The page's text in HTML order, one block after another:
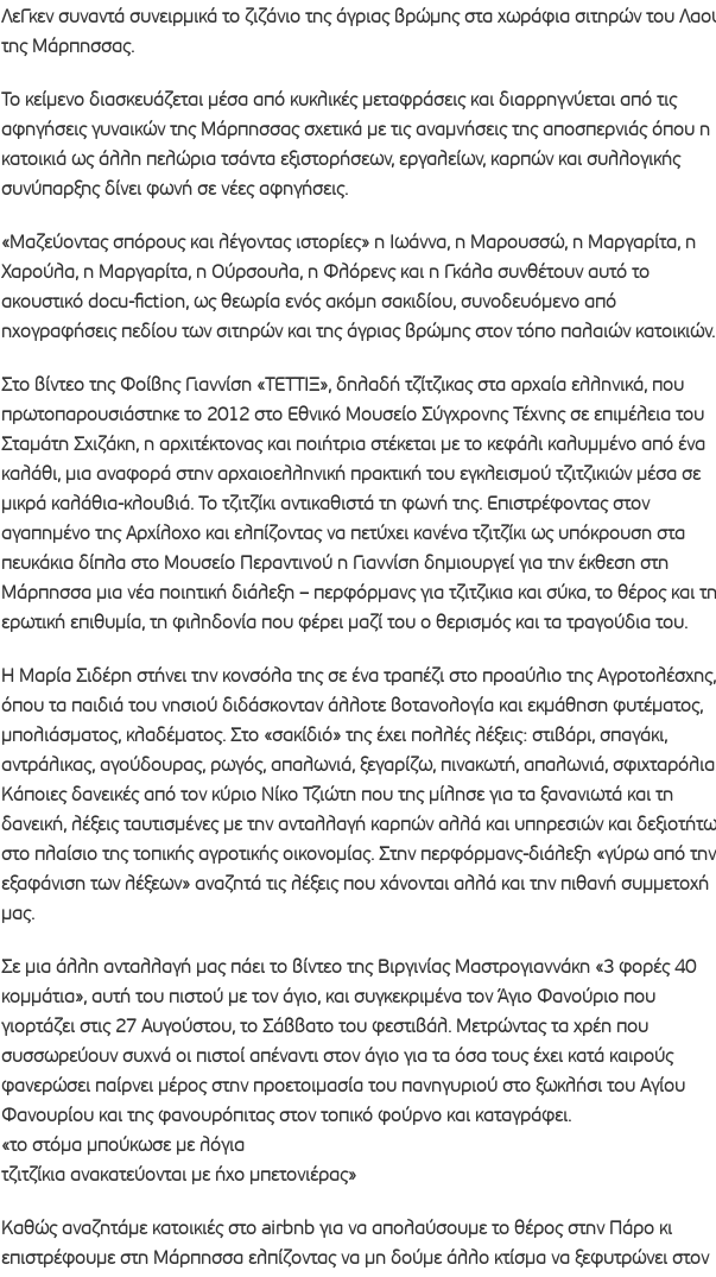
ΛεΓκεν συναντά συνειρμικά το ζιζάνιο της άγριας βρώμης στα χωράφια σιτηρών του
της Μάρπησσας.
Το κείμενο διασκευάζεται μέσα από κυκλικές μεταφράσεις και διαρρηγνύεται από τις
αφηγήσεις γυναικών της Μάρπησσας σχετικά με τις αναμνήσεις της αποσπερνιάς όπου η
κατοικιά ως άλλη πελώρια τσάντα εξιστορήσεων, εργαλείων, καρπών και συλλογικής
συνύπαρξης δίνει φωνή σε νέες αφηγήσεις.
«Μαζεύοντας σπόρους και λέγοντας ιστορίες» η Ιωάννα, η Μαρουσσώ, η Μαργαρίτα, η
Χαρούλα, η Μαργαρίτα, η Ούρσουλα, η Φλόρενς και η Γκάλα συνθέτουν αυτό το
ακουστικό docu-fiction, ως θεωρία ενός ακόμη σακιδίου, συνοδευόμενο από
ηχογραφήσεις πεδίου των σιτηρών και της άγριας βρώμης στον τόπο παλαιών κατοικιών.
Στο βίντεο της Φοίβης Γιαννίση «ΤΕΤΤΙΞ», δηλαδή τζίτζικας στα αρχαία ελληνικά, που
πρωτοπαρουσιάστηκε το 2012 στο Εθνικό Μουσείο Σύγχρονης Τέχνης σε επιμέλεια του
Σταμάτη Σχιζάκη, η αρχιτέκτονας και ποιήτρια στέκεται με το κεφάλι καλυμμένο από ένα
καλάθι, μια αναφορά στην αρχαιοελληνική πρακτική του εγκλεισμού τζιτζικιών μέσα σε
μικρά καλάθια-κλουβιά. Το τζιτζίκι αντικαθιστά τη φωνή της. Επιστρέφοντας στον
αγαπημένο της Αρχίλοχο και ελπίζοντας να πετύχει κανένα τζιτζίκι ως υπόκρουση στα
πευκάκια δίπλα στο Μουσείο Περαντινού η Γιαννίση δημιουργεί για την έκθεση στη
Μάρπησσα μια νέα ποιητική διάλεξη – περφόρμανς για τζιτζικια και σύκα, το θέρος και
ερωτική επιθυμία, τη φιληδονία που φέρει μαζί του ο θερισμός και τα τραγούδια του.
Η Μαρία Σιδέρη στήνει την κονσόλα της σε ένα τραπέζι στο προαύλιο της Αγροτολέσχης,
όπου τα παιδιά του νησιού διδάσκονταν άλλοτε βοτανολογία και εκμάθηση φυτέματος,
μπολιάσματος, κλαδέματος. Στο «σακίδιό» της έχει πολλές λέξεις: στιβάρι, σπαγάκι,
αντράλικας, αγούδουρας, ρωγός, απαλωνιά, ξεγαρίζω, πινακωτή, απαλωνιά,
Κάποιες δανεικές από τον κύριο Νίκο Τζιώτη που της μίλησε για τα ξανανιωτά και τη
δανεική, λέξεις ταυτισμένες με την ανταλλαγή καρπών αλλά και υπηρεσιών και
στο πλαίσιο της τοπικής αγροτικής οικονομίας. Στην περφόρμανς-διάλεξη «γύρω από την
εξαφάνιση των λέξεων» αναζητά τις λέξεις που χάνονται αλλά και την πιθανή συμμετοχή
μας.
Σε μια άλλη ανταλλαγή μας πάει το βίντεο της Βιργινίας Μαστρογιαννάκη «3 φορές 40
κομμάτια», αυτή του πιστού με τον άγιο, και συγκεκριμένα τον Άγιο Φανούριο που
γιορτάζει στις 27 Αυγούστου, το Σάββατο του φεστιβάλ. Μετρώντας τα χρέη που
συσσωρεύουν συχνά οι πιστοί απέναντι στον άγιο για τα όσα τους έχει κατά καιρούς
φανερώσει παίρνει μέρος στην προετοιμασία του πανηγυριού στο ξωκλήσι του Αγίου
Φανουρίου και της φανουρόπιτας στον τοπικό φούρνο και καταγράφει.
«το στόμα μπούκωσε με λόγια
τζιτζίκια ανακατεύονται με ήχο μπετονιέρας»
Καθώς αναζητάμε κατοικιές στο airbnb για να απολαύσουμε το θέρος στην Πάρο κι
επιστρέφουμε στη Μάρπησσα ελπίζοντας να μη δούμε άλλο κτίσμα να ξεφυτρώνει στον